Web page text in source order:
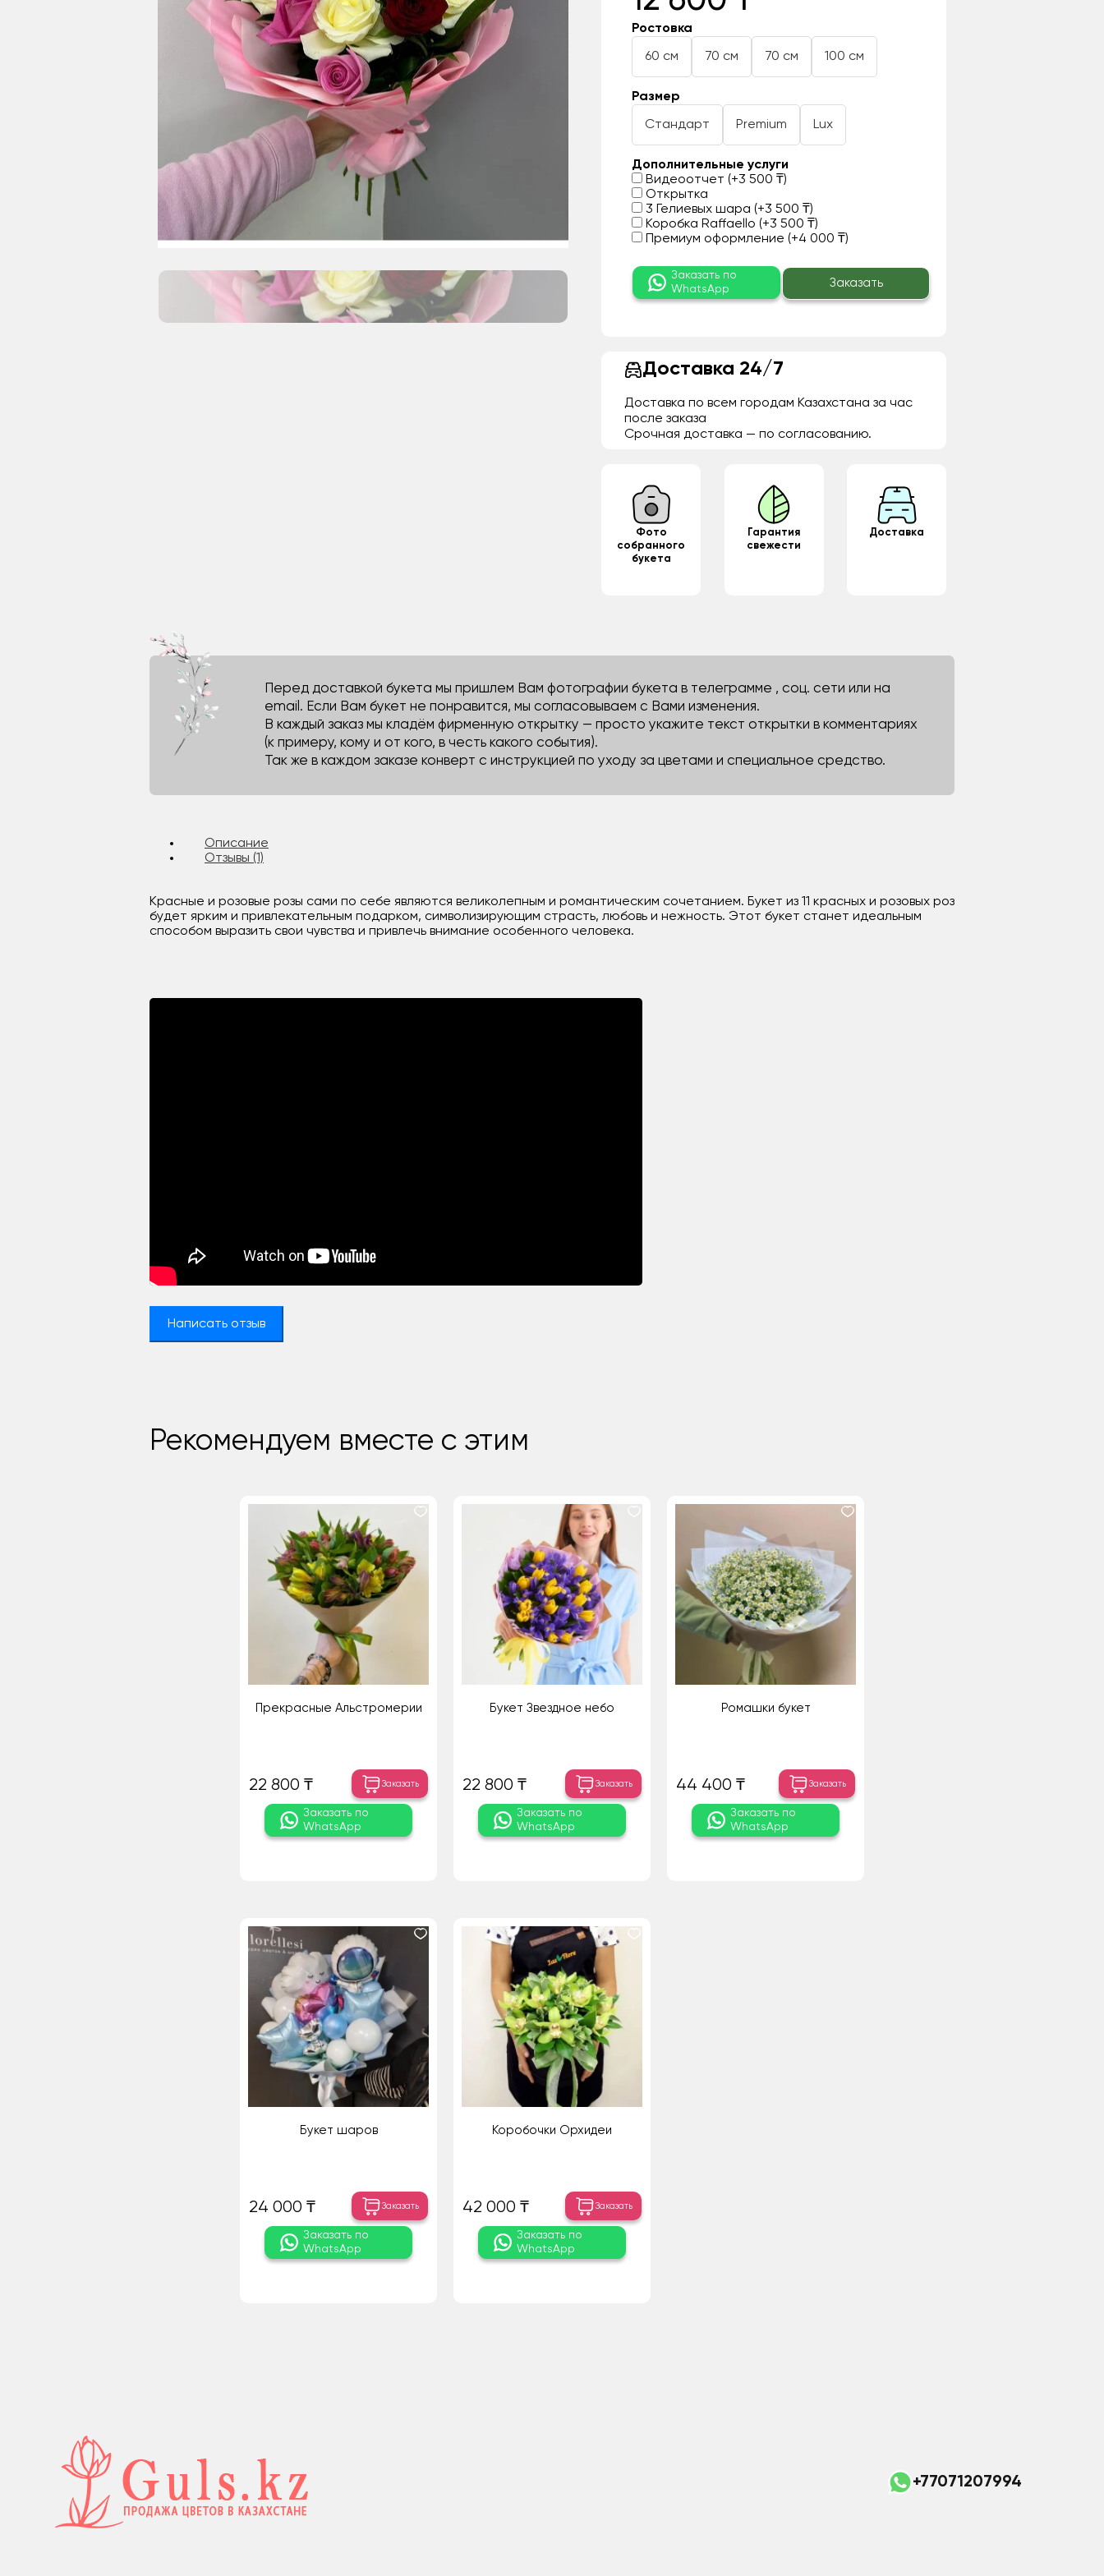
Ростовка
60 см 70 см 70 см 100 см
Размер
Стандарт Premium Lux
Дополнительные услуги
Видеоотчет (+3 500 ₸)
Открытка
3 Гелиевых шара (+3 500 ₸)
Коробка Raffaello (+3 500 ₸)
Премиум оформление (+4 000 ₸)
Заказать по
WhatsApp
Заказать
Доставка 24/7
Доставка по всем городам Казахстана за час
после заказа
Срочная доставка — по согласованию.
Фото
собранного
букета
Гарантия
свежести
Доставка
Перед доставкой букета мы пришлем Вам фотографии букета в телеграмме , соц. сети или на
email. Если Вам букет не понравится, мы согласовываем с Вами изменения.
В каждый заказ мы кладём фирменную открытку — просто укажите текст открытки в комментариях
(к примеру, кому и от кого, в честь какого события).
Так же в каждом заказе конверт с инструкцией по уходу за цветами и специальное средство.
Описание
Отзывы (1)
Красные и розовые розы сами по себе являются великолепным и романтическим сочетанием. Букет из 11 красных и розовых роз
будет ярким и привлекательным подарком, символизирующим страсть, любовь и нежность. Этот букет станет идеальным
способом выразить свои чувства и привлечь внимание особенного человека.
Написать отзыв
Рекомендуем вместе с этим
Прекрасные Альстромерии
22 800 ₸ Заказать
Заказать по
WhatsApp
Букет Звездное небо
22 800 ₸ Заказать
Заказать по
WhatsApp
Ромашки букет
44 400 ₸ Заказать
Заказать по
WhatsApp
Букет шаров
24 000 ₸ Заказать
Заказать по
WhatsApp
Коробочки Орхидеи
42 000 ₸ Заказать
Заказать по
WhatsApp
+77071207994